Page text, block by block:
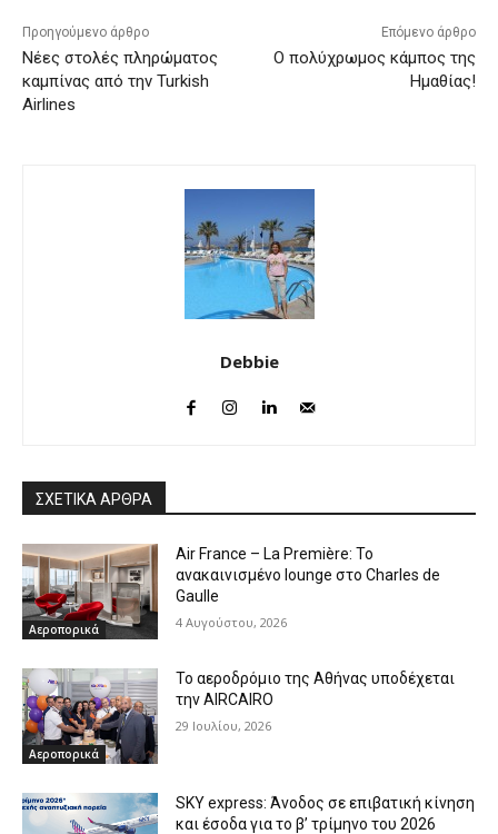
Προηγούμενο άρθρο
Νέες στολές πληρώματος
καμπίνας από την Turkish
Airlines
Επόμενο άρθρο
Ο πολύχρωμος κάμπος της
Ημαθίας!
Debbie
ΣΧΕΤΙΚΑ ΑΡΘΡΑ
Αεροπορικά
Air France – La Première: Το
ανακαινισμένο lounge στο Charles de
Gaulle
4 Αυγούστου, 2026
Αεροπορικά
Το αεροδρόμιο της Αθήνας υποδέχεται
την AIRCAIRO
29 Ιουλίου, 2026
SKY express: Άνοδος σε επιβατική κίνηση
και έσοδα για το β’ τρίμηνο του 2026